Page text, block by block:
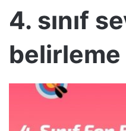
4. sınıf
belirleme